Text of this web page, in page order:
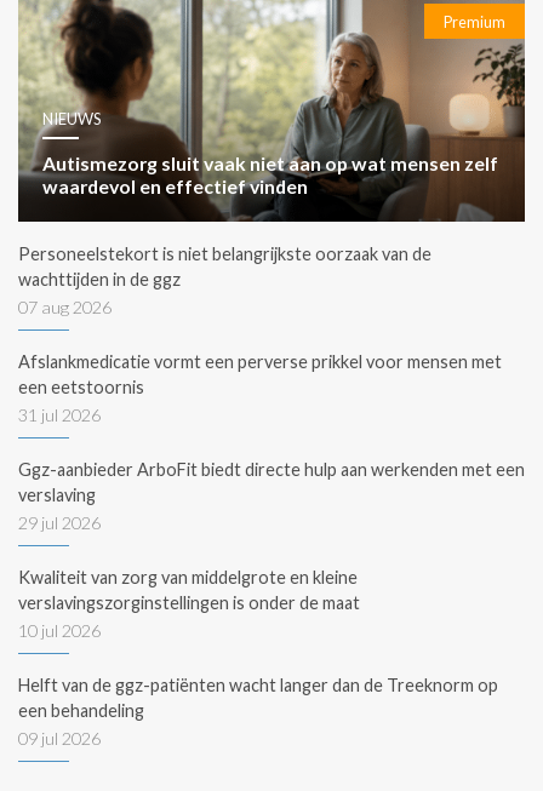
Premium
NIEUWS
Autismezorg sluit vaak niet aan op wat mensen zelf
waardevol en effectief vinden
Personeelstekort is niet belangrijkste oorzaak van de
wachttijden in de ggz
07 aug 2026
Afslankmedicatie vormt een perverse prikkel voor mensen met
een eetstoornis
31 jul 2026
Ggz-aanbieder ArboFit biedt directe hulp aan werkenden met een
verslaving
29 jul 2026
Kwaliteit van zorg van middelgrote en kleine
verslavingszorginstellingen is onder de maat
10 jul 2026
Helft van de ggz-patiënten wacht langer dan de Treeknorm op
een behandeling
09 jul 2026